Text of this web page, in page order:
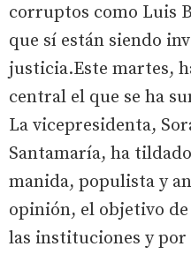
corruptos como Luis
que sí están siendo
justicia.Este martes,
central el que se ha
La vicepresidenta,
Santamaría, ha
manida, populista y
opinión, el objetivo
las instituciones y por